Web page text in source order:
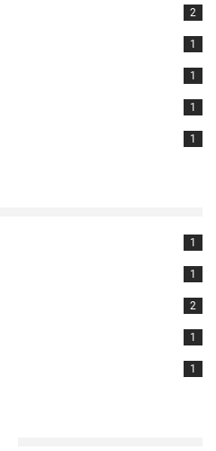
2
1
1
1
1
1
1
2
1
1